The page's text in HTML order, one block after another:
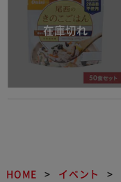
HOME イベント